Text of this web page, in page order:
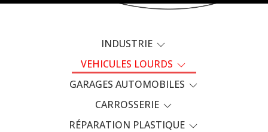
INDUSTRIE
VEHICULES LOURDS
GARAGES AUTOMOBILES
CARROSSERIE
RÉPARATION PLASTIQUE